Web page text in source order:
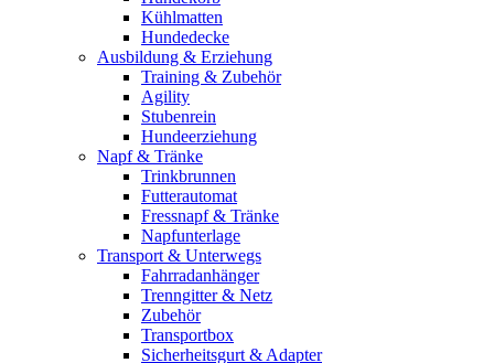
Kühlmatten
Hundedecke
Ausbildung & Erziehung
Training & Zubehör
Agility
Stubenrein
Hundeerziehung
Napf & Tränke
Trinkbrunnen
Futterautomat
Fressnapf & Tränke
Napfunterlage
Transport & Unterwegs
Fahrradanhänger
Trenngitter & Netz
Zubehör
Transportbox
Sicherheitsgurt & Adapter